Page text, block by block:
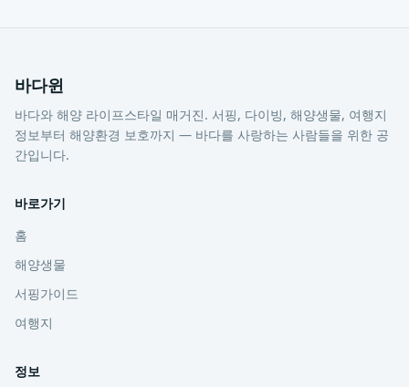
바다윈
바다와 해양 라이프스타일 매거진. 서핑, 다이빙, 해양생물, 여행지
정보부터 해양환경 보호까지 — 바다를 사랑하는 사람들을 위한 공
간입니다.
바로가기
홈
해양생물
서핑가이드
여행지
정보